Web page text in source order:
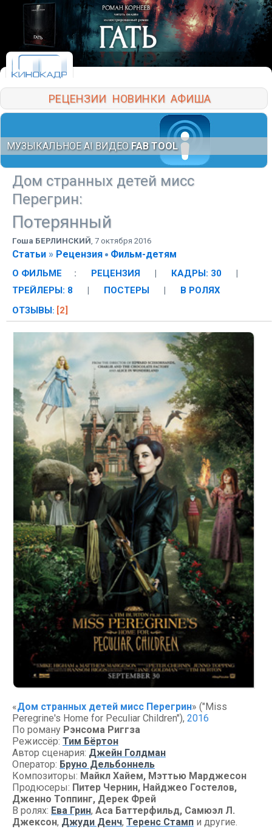
РЕЦЕНЗИИ НОВИНКИ АФИША
МУЗЫКАЛЬНОЕ AI ВИДЕО FAB TOOL
Дом странных детей мисс
Перегрин:
Потерянный
Гоша БЕРЛИНСКИЙ, 7 октября 2016
Статьи » Рецензия Фильм-детям
О ФИЛЬМЕ : РЕЦЕНЗИЯ | КАДРЫ: 30
|
ТРЕЙЛЕРЫ: 8
| ПОСТЕРЫ |
В РОЛЯХ
ОТЗЫВЫ: [2]
«Дом странных детей мисс Перегрин» ("Miss
Peregrine's Home for Peculiar Children"), 2016
По роману Рэнсома Риггза
Режиссёр: Тим Бёртон
Автор сценария: Джейн Голдман
Оператор: Бруно Дельбоннель
Композиторы: Майкл Хайем, Мэттью Марджесон
Продюсеры: Питер Чернин, Найджео Гостелов,
Дженно Топпинг, Дерек Фрей
В ролях: Ева Грин, Аса Баттерфильд, Самюэл Л.
Джексон, Джуди Денч, Теренс Стамп и другие.